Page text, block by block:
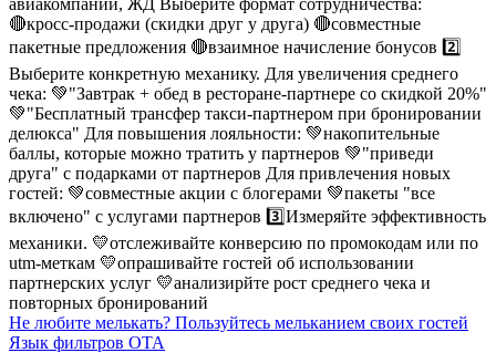
🔴кросс-продажи (скидки друг у друга) 🔴совместные
пакетные предложения 🔴взаимное начисление бонусов 2️⃣
Выберите конкретную механику. Для увеличения среднего
чека: 💚"Завтрак + обед в ресторане-партнере со скидкой 20%"
💚"Бесплатный трансфер такси-партнером при бронировании
делюкса" Для повышения лояльности: 💚накопительные
баллы, которые можно тратить у партнеров 💚"приведи
друга" с подарками от партнеров Для привлечения новых
гостей: 💚совместные акции с блогерами 💚пакеты "все
включено" с услугами партнеров 3️⃣Измеряйте эффективность
механики. 💛отслеживайте конверсию по промокодам или по
utm-меткам 💛опрашивайте гостей об использовании
партнерских услуг 💛анализирйте рост среднего чека и
повторных бронирований
Не любите мелькать? Пользуйтесь мельканием своих гостей
Язык фильтров ОТА